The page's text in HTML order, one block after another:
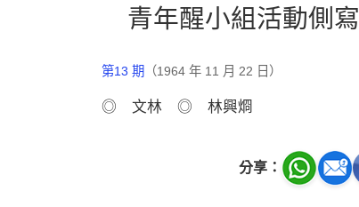
青年醒小組活動側寫
第13 期 （1964 年 11 月 22 日）
◎ 文林 ◎ 林興烱
分享：